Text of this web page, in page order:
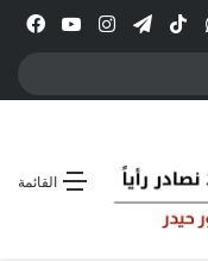
انستقرامتيلقرام‫TikTokواتساب
القائمة